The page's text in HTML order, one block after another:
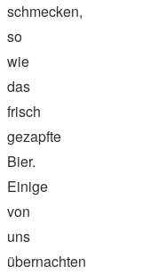
schmecken,
so
wie
das
frisch
gezapfte
Bier.
Einige
von
uns
übernachten